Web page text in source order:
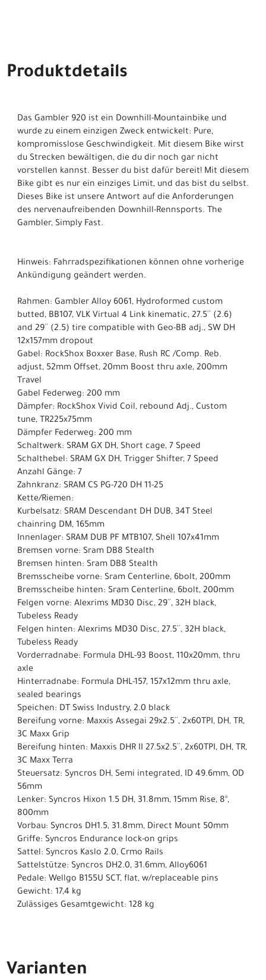
Produktdetails
Das Gambler 920 ist ein Downhill-Mountainbike und
wurde zu einem einzigen Zweck entwickelt: Pure,
kompromisslose Geschwindigkeit. Mit diesem Bike wirst
du Strecken bewältigen, die du dir noch gar nicht
vorstellen kannst. Besser du bist dafür bereit! Mit diesem
Bike gibt es nur ein einziges Limit, und das bist du selbst.
Dieses Bike ist unsere Antwort auf die Anforderungen
des nervenaufreibenden Downhill-Rennsports. The
Gambler, Simply Fast.
Hinweis: Fahrradspezifikationen können ohne vorherige
Ankündigung geändert werden.
Rahmen: Gambler Alloy 6061, Hydroformed custom
butted, BB107, VLK Virtual 4 Link kinematic, 27.5´´ (2.6)
and 29´´ (2.5) tire compatible with Geo-BB adj., SW DH
12x157mm dropout
Gabel: RockShox Boxxer Base, Rush RC /Comp. Reb.
adjust, 52mm Offset, 20mm Boost thru axle, 200mm
Travel
Gabel Federweg: 200 mm
Dämpfer: RockShox Vivid Coil, rebound Adj., Custom
tune, TR225x75mm
Dämpfer Federweg: 200 mm
Schaltwerk: SRAM GX DH, Short cage, 7 Speed
Schalthebel: SRAM GX DH, Trigger Shifter, 7 Speed
Anzahl Gänge: 7
Zahnkranz: SRAM CS PG-720 DH 11-25
Kette/Riemen:
Kurbelsatz: SRAM Descendant DH DUB, 34T Steel
chainring DM, 165mm
Innenlager: SRAM DUB PF MTB107, Shell 107x41mm
Bremsen vorne: Sram DB8 Stealth
Bremsen hinten: Sram DB8 Stealth
Bremsscheibe vorne: Sram Centerline, 6bolt, 200mm
Bremsscheibe hinten: Sram Centerline, 6bolt, 200mm
Felgen vorne: Alexrims MD30 Disc, 29´´, 32H black,
Tubeless Ready
Felgen hinten: Alexrims MD30 Disc, 27.5´´, 32H black,
Tubeless Ready
Vorderradnabe: Formula DHL-93 Boost, 110x20mm, thru
axle
Hinterradnabe: Formula DHL-157, 157x12mm thru axle,
sealed bearings
Speichen: DT Swiss Industry, 2.0 black
Bereifung vorne: Maxxis Assegai 29x2.5´´, 2x60TPI, DH, TR,
3C Maxx Grip
Bereifung hinten: Maxxis DHR II 27.5x2.5´´, 2x60TPI, DH, TR,
3C Maxx Terra
Steuersatz: Syncros DH, Semi integrated, ID 49.6mm, OD
56mm
Lenker: Syncros Hixon 1.5 DH, 31.8mm, 15mm Rise, 8°,
800mm
Vorbau: Syncros DH1.5, 31.8mm, Direct Mount 50mm
Griffe: Syncros Endurance lock-on grips
Sattel: Syncros Kaslo 2.0, Crmo Rails
Sattelstütze: Syncros DH2.0, 31.6mm, Alloy6061
Pedale: Wellgo B155U SCT, flat, w/replaceable pins
Gewicht: 17,4 kg
Zulässiges Gesamtgewicht: 128 kg
Varianten